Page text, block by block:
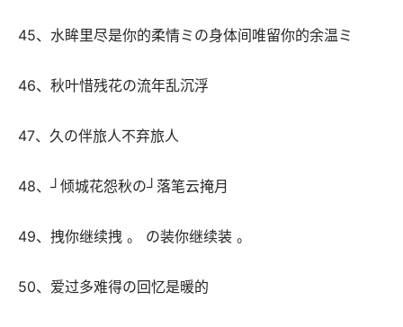
45、水眸里尽是你的柔情ミの身体间唯留你的余温ミ
46、秋叶惜残花の流年乱沉浮
47、久の伴旅人不弃旅人
48、┘倾城花怨秋の┘落笔云掩月
49、拽你继续拽 。 の装你继续装 。
50、爱过多难得の回忆是暖的